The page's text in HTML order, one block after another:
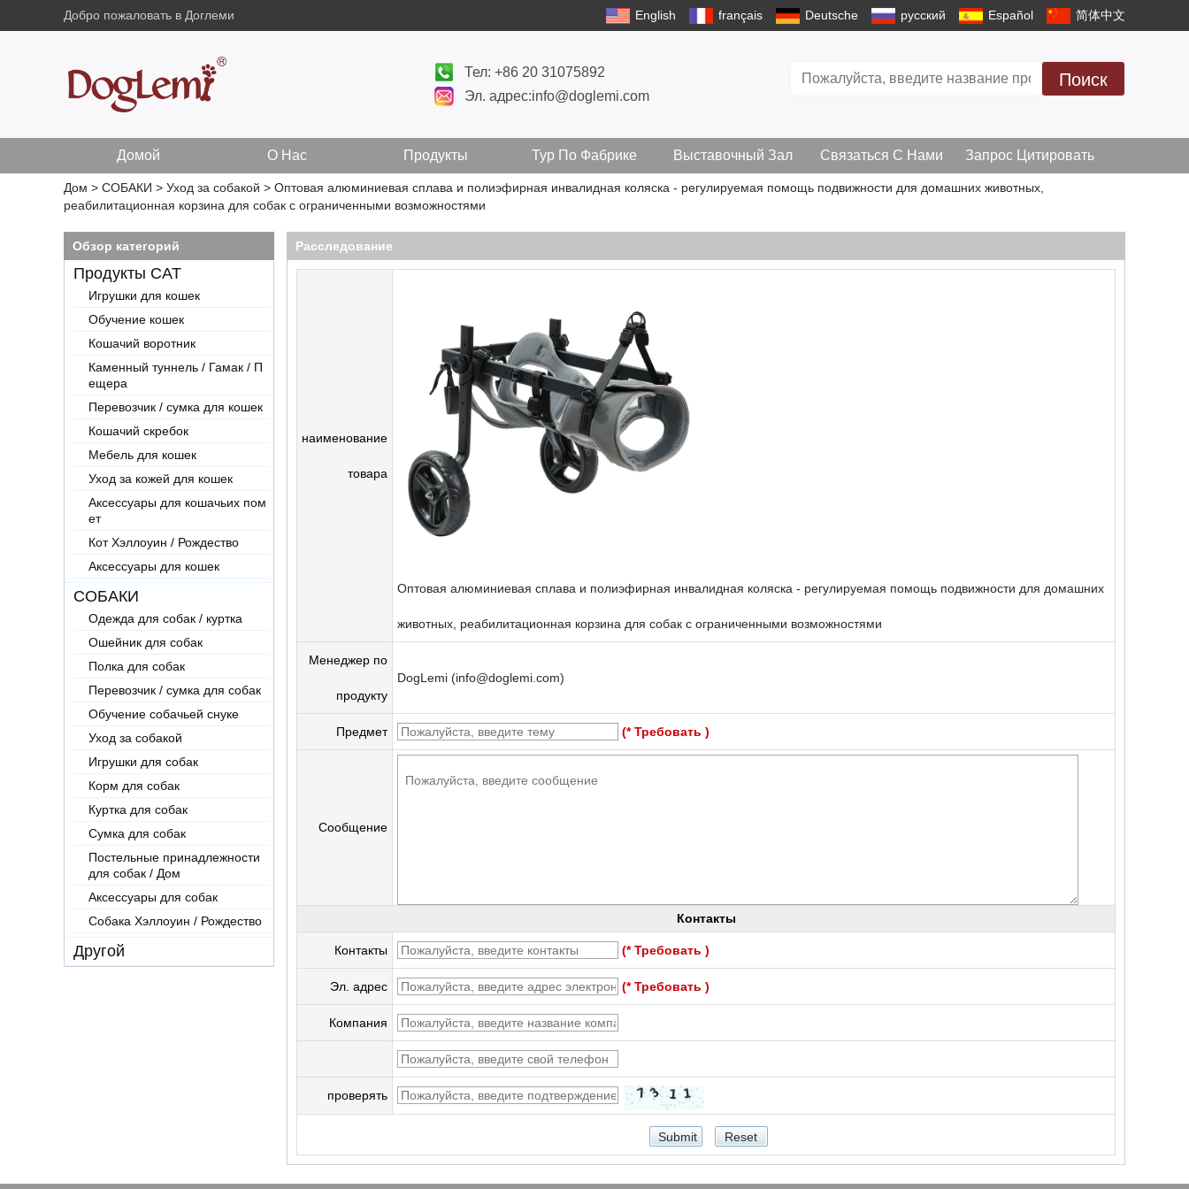
Добро пожаловать в Доглеми English français Deutsche русский Español 简体中文
Тел: +86 20 31075892
Эл. адрес:info@doglemi.com
Поиск
Домой О Нас Продукты Тур По Фабрике Выставочный Зал Связаться С Нами Запрос Цитировать
Дом > СОБАКИ > Уход за собакой > Оптовая алюминиевая сплава и полиэфирная инвалидная коляска - регулируемая помощь подвижности для домашних животных,
реабилитационная корзина для собак с ограниченными возможностями
Обзор категорий
Продукты CAT
Игрушки для кошек
Обучение кошек
Кошачий воротник
Каменный туннель / Гамак / П
ещера
Перевозчик / сумка для кошек
Кошачий скребок
Мебель для кошек
Уход за кожей для кошек
Аксессуары для кошачьих пом
ет
Кот Хэллоуин / Рождество
Аксессуары для кошек
СОБАКИ
Одежда для собак / куртка
Ошейник для собак
Полка для собак
Перевозчик / сумка для собак
Обучение собачьей снуке
Уход за собакой
Игрушки для собак
Корм для собак
Куртка для собак
Сумка для собак
Постельные принадлежности
для собак / Дом
Аксессуары для собак
Собака Хэллоуин / Рождество
Другой
Расследование
наименование
товара
Оптовая алюминиевая сплава и полиэфирная инвалидная коляска - регулируемая помощь подвижности для домашних
животных, реабилитационная корзина для собак с ограниченными возможностями
Менеджер по
продукту
DogLemi (info@doglemi.com)
Предмет (* Требовать )
Сообщение
Контакты
Контакты (* Требовать )
Эл. адрес (* Требовать )
Компания
проверять